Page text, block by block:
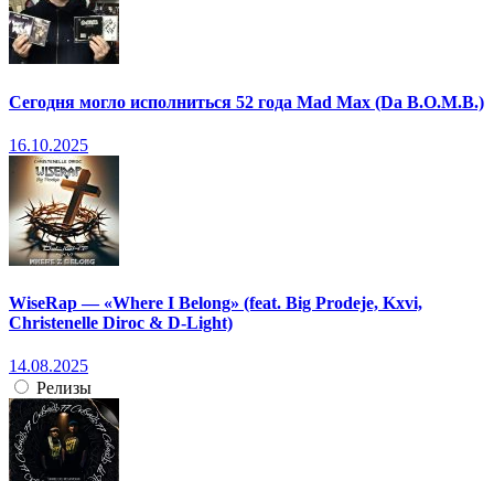
Сегодня могло исполниться 52 года Mad Max (Da B.O.M.B.)
16.10.2025
WiseRap — «Where I Belong» (feat. Big Prodeje, Kxvi,
Christenelle Diroc & D-Light)
14.08.2025
Релизы